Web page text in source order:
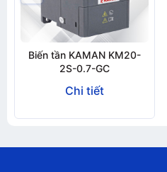
Biến tần KAMAN KM20-
2S-0.7-GC
Chi tiết